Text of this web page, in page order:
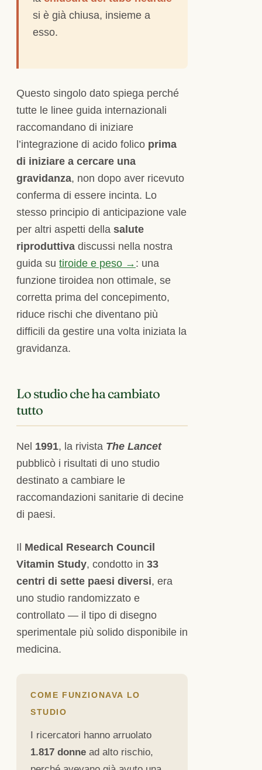
si è già chiusa, insieme a
esso.
Questo singolo dato spiega perché
tutte le linee guida internazionali
raccomandano di iniziare
l’integrazione di acido folico prima
di iniziare a cercare una
gravidanza, non dopo aver ricevuto
conferma di essere incinta. Lo
stesso principio di anticipazione vale
per altri aspetti della salute
riproduttiva discussi nella nostra
guida su tiroide e peso → : una
funzione tiroidea non ottimale, se
corretta prima del concepimento,
riduce rischi che diventano più
difficili da gestire una volta iniziata la
gravidanza.
Lo studio che ha cambiato
tutto
Nel 1991, la rivista The Lancet
pubblicò i risultati di uno studio
destinato a cambiare le
raccomandazioni sanitarie di decine
di paesi.
Il Medical Research Council
Vitamin Study, condotto in 33
centri di sette paesi diversi, era
uno studio randomizzato e
controllato — il tipo di disegno
sperimentale più solido disponibile in
medicina.
COME FUNZIONAVA LO
STUDIO
I ricercatori hanno arruolato
1.817 donne ad alto rischio,